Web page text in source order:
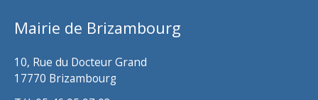
Mairie de Brizambourg
10, Rue du Docteur Grand
17770 Brizambourg